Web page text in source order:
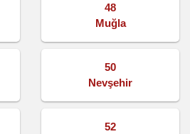
48
Muğla
50
Nevşehir
52